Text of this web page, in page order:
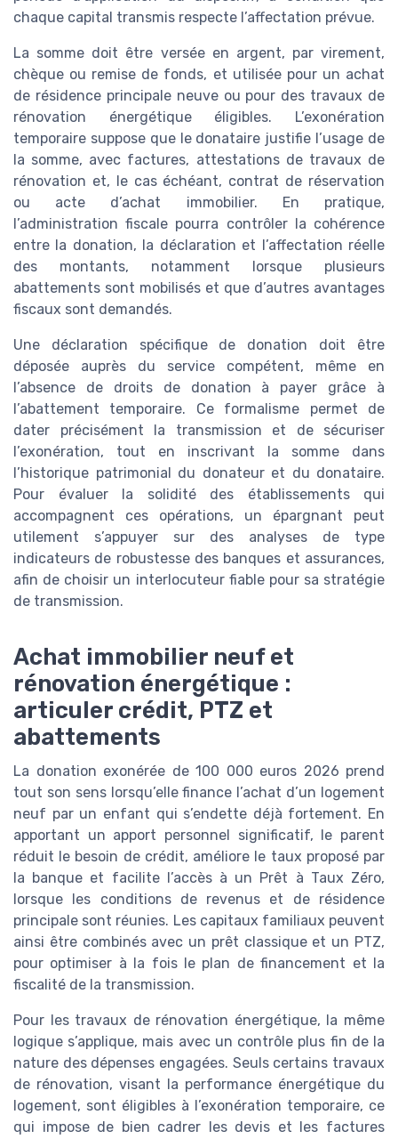
chaque capital transmis respecte l’affectation prévue.
La somme doit être versée en argent, par virement,
chèque ou remise de fonds, et utilisée pour un achat
de résidence principale neuve ou pour des travaux de
rénovation énergétique éligibles. L’exonération
temporaire suppose que le donataire justifie l’usage de
la somme, avec factures, attestations de travaux de
rénovation et, le cas échéant, contrat de réservation
ou acte d’achat immobilier. En pratique,
l’administration fiscale pourra contrôler la cohérence
entre la donation, la déclaration et l’affectation réelle
des montants, notamment lorsque plusieurs
abattements sont mobilisés et que d’autres avantages
fiscaux sont demandés.
Une déclaration spécifique de donation doit être
déposée auprès du service compétent, même en
l’absence de droits de donation à payer grâce à
l’abattement temporaire. Ce formalisme permet de
dater précisément la transmission et de sécuriser
l’exonération, tout en inscrivant la somme dans
l’historique patrimonial du donateur et du donataire.
Pour évaluer la solidité des établissements qui
accompagnent ces opérations, un épargnant peut
utilement s’appuyer sur des analyses de type
indicateurs de robustesse des banques et assurances,
afin de choisir un interlocuteur fiable pour sa stratégie
de transmission.
Achat immobilier neuf et
rénovation énergétique :
articuler crédit, PTZ et
abattements
La donation exonérée de 100 000 euros 2026 prend
tout son sens lorsqu’elle finance l’achat d’un logement
neuf par un enfant qui s’endette déjà fortement. En
apportant un apport personnel significatif, le parent
réduit le besoin de crédit, améliore le taux proposé par
la banque et facilite l’accès à un Prêt à Taux Zéro,
lorsque les conditions de revenus et de résidence
principale sont réunies. Les capitaux familiaux peuvent
ainsi être combinés avec un prêt classique et un PTZ,
pour optimiser à la fois le plan de financement et la
fiscalité de la transmission.
Pour les travaux de rénovation énergétique, la même
logique s’applique, mais avec un contrôle plus fin de la
nature des dépenses engagées. Seuls certains travaux
de rénovation, visant la performance énergétique du
logement, sont éligibles à l’exonération temporaire, ce
qui impose de bien cadrer les devis et les factures